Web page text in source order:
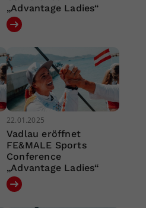
„Advantage Ladies“
22.01.2025
Vadlau eröffnet
FE&MALE Sports
Conference
„Advantage Ladies“